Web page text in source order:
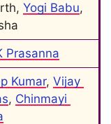
Yogi Babu,
Prasanna
Kumar, Vijay
, Chinmayi